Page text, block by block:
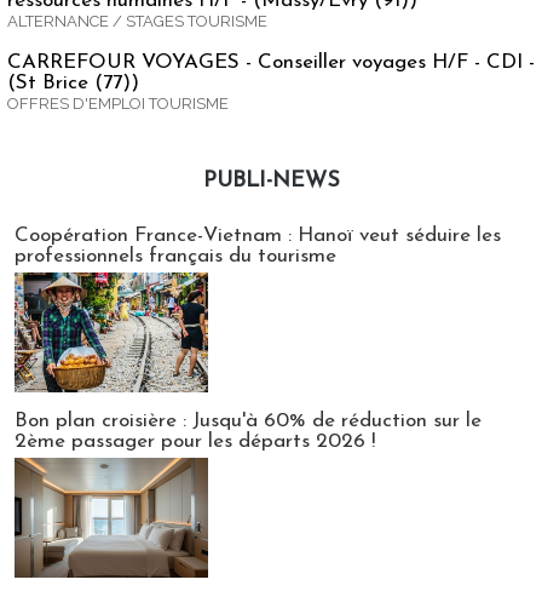
ALTERNANCE / STAGES TOURISME
CARREFOUR VOYAGES - Conseiller voyages H/F - CDI -
(St Brice (77))
OFFRES D'EMPLOI TOURISME
PUBLI-NEWS
Coopération France-Vietnam : Hanoï veut séduire les
professionnels français du tourisme
Bon plan croisière : Jusqu'à 60% de réduction sur le
2ème passager pour les départs 2026 !